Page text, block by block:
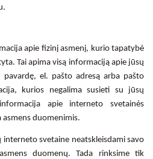
apie fizinį asmenį, kurio tapatybė
Tai apima visą informaciją apie jūsų
el. pašto adresą arba pašto
kurios negalima susieti su jūsų
apie interneto svetainės
duomenimis.
interneto svetaine neatskleisdami savo
duomenų. Tada rinksime tik